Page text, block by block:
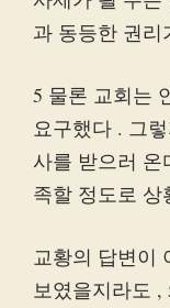
과 동등한 권리
5 물론 교회는
요구했다 . 그
사를 받으러 온
족할 정도로 상
교황의 답변이
보였을지라도